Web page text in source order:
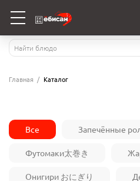
Главная Каталог
Все Запечённые
Футомаки太巻き
Онигири おにぎり